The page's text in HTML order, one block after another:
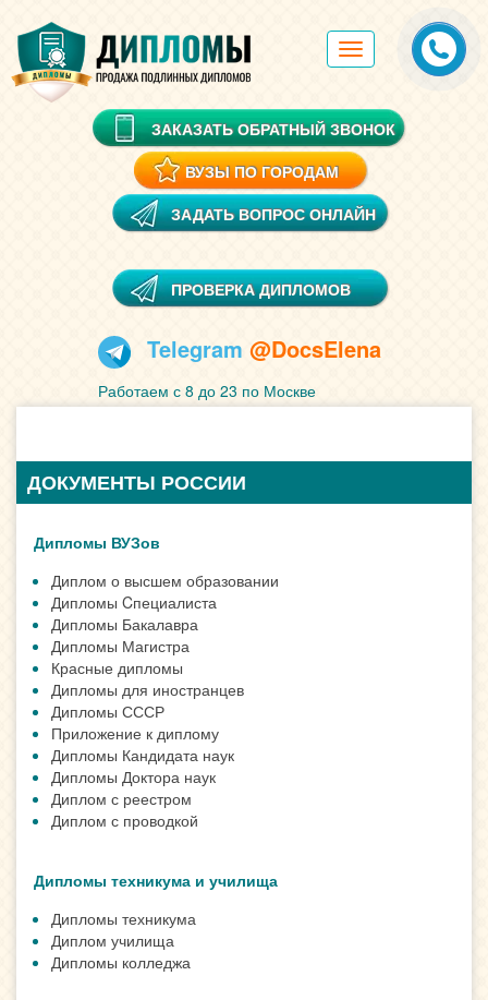
Toggle
navigation
ЗАКАЗАТЬ ОБРАТНЫЙ ЗВОНОК
ВУЗЫ ПО ГОРОДАМ
ЗАДАТЬ ВОПРОС ОНЛАЙН
ПРОВЕРКА ДИПЛОМОВ
Telegram @DocsElena
Работаем с 8 до 23 по Москве
ДОКУМЕНТЫ РОССИИ
Дипломы ВУЗов
Диплом о высшем образовании
Дипломы Cпециалиста
Дипломы Бакалавра
Дипломы Магистра
Красные дипломы
Дипломы для иностранцев
Дипломы СССР
Приложение к диплому
Дипломы Кандидата наук
Дипломы Доктора наук
Диплом с реестром
Диплом с проводкой
Дипломы техникума и училища
Дипломы техникума
Диплом училища
Дипломы колледжа